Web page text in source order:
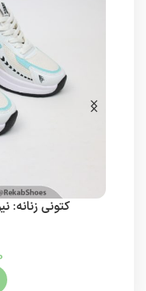
کتونی زنانه: